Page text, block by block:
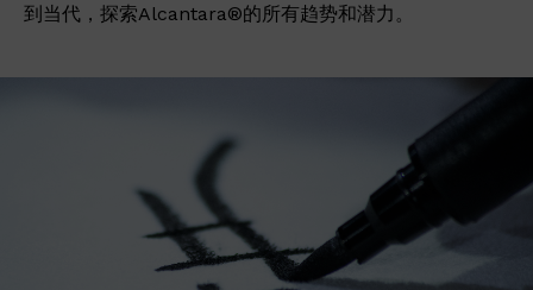
到当代，探索Alcantara®的所有趋势和潜力。